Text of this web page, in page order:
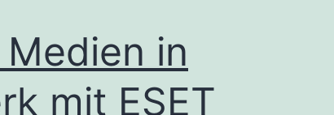
in
mit ESET